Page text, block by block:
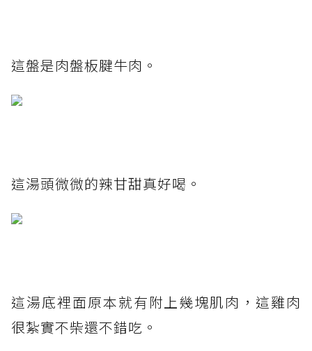
這盤是肉盤板腱牛肉。
這湯頭微微的辣甘甜真好喝。
這湯底裡面原本就有附上幾塊肌肉，這雞肉
很紮實不柴還不錯吃。